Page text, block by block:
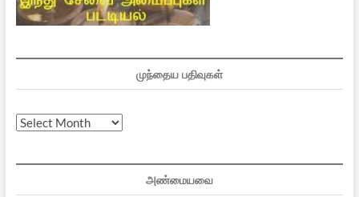
முந்தைய பதிவுகள்
முந்தைய
அண்மையவை